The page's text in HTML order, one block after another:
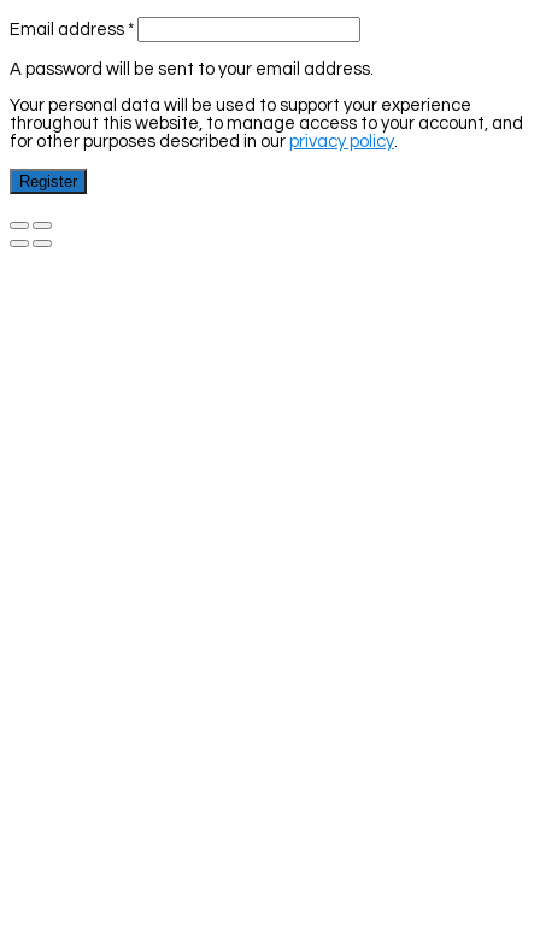
Email address *
A password will be sent to your email address.
Your personal data will be used to support your experience
throughout this website, to manage access to your account, and
for other purposes described in our privacy policy
Register